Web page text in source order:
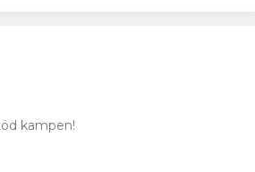
kampen!